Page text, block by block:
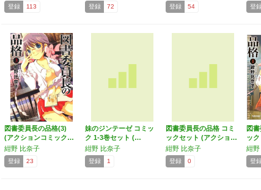
登録 113 登録 72 登録 54 登
図書委員長の品格(3)
(アクションコミック…
紺野 比奈子
登録 23
妹のジンテーゼ コミッ
ク 1-3巻セット (…
紺野 比奈子
登録 1
図書委員長の品格 コミ
ックセット (アクショ…
紺野 比奈子
登録 0
図
ッ
紺野
登